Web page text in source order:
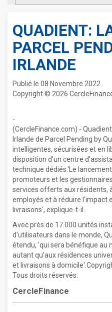
QUADIENT:
PARCEL
IRLANDE
Publié le 08 Novembre 2022
Copyright © 2026
-
(CercleFinance.com) -
Irlande de Parcel Pending by
intelligentes, sécurisées et en
disposition d'un centre
technique dédiés.'Le
promoteurs et les
services offerts aux résidents,
employés et à réduire l'impact
livraisons', explique-t-il.
Avec près de 17.000 unités
d'utilisateurs dans le monde,
étendu, 'qui sera bénéfique au
autant qu'aux résidences
et livraisons à
Tous droits réservés.
CercleFinance